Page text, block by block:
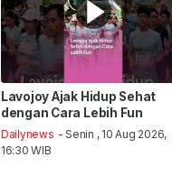
Lavojoy Ajak Hidup Sehat
dengan Cara Lebih Fun
Dailynews - Senin , 10 Aug 2026,
16:30 WIB